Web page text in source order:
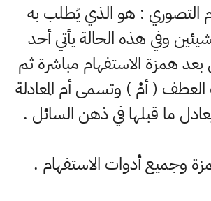
التصوري : هو الذي يُطلب به
وفي هذه الحالة يأتي أحد
همزة الاستفهام مباشرة ثم
( أمْ ) وتسمى أم المعادلة
ما قبلها في ذهن السائل .
وجميع أدوات الاستفهام .